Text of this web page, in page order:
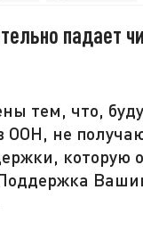
падает
тем, что,
ООН, не
которую